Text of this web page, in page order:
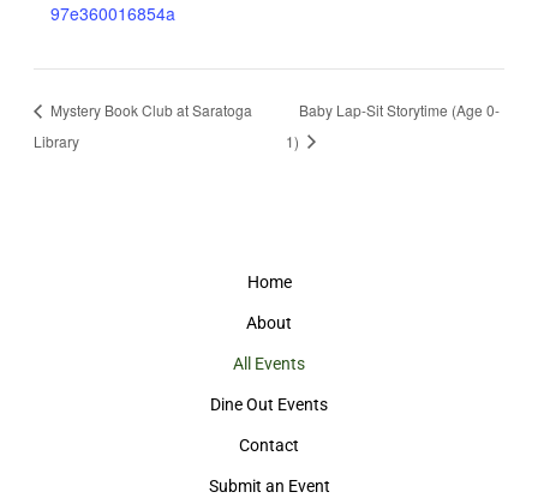
97e360016854a
Mystery Book Club at Saratoga
Library
Baby Lap-Sit Storytime (Age 0-
1)
Home
About
All Events
Dine Out Events
Contact
Submit an Event